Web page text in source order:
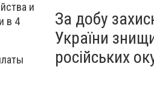
и
в 4
За добу
України
російських